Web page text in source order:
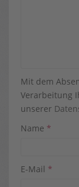
Mit dem
Verarbeitung
unserer
Name *
E-Mail *